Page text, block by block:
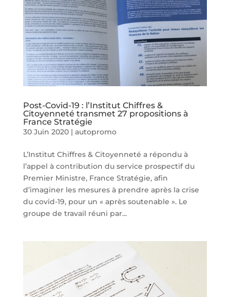
Post-Covid-19 : l’Institut Chiffres &
Citoyenneté transmet 27 propositions à
France Stratégie
30 Juin 2020| autopromo
L’Institut Chiffres & Citoyenneté a répondu à
l’appel à contribution du service prospectif du
Premier Ministre, France Stratégie, afin
d’imaginer les mesures à prendre après la crise
du covid-19, pour un « après soutenable ». Le
groupe de travail réuni par...